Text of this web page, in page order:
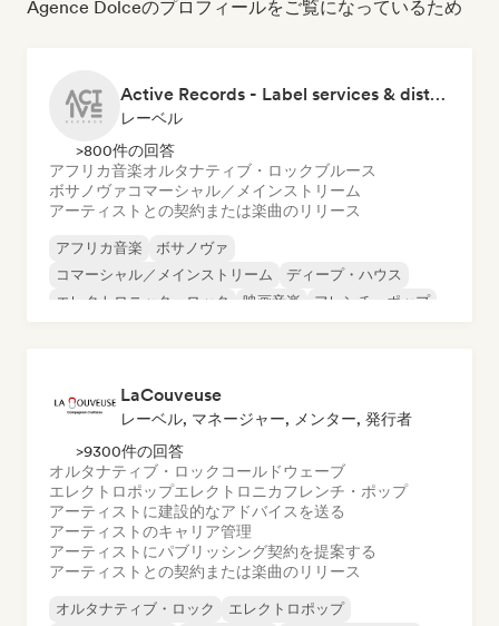
Agence Dolceのプロフィールをご覧になっているため
Active Records - Label services & distribution
レーベル
>800件の回答
アフリカ音楽オルタナティブ・ロックブルース
ボサノヴァコマーシャル／メインストリーム
アーティストとの契約または楽曲のリリース
アフリカ音楽
ボサノヴァ
コマーシャル／メインストリーム
ディープ・ハウス
エレクトロニック・ロック
映画音楽
フレンチ・ポップ
LaCouveuse
レーベル, マネージャー, メンター, 発行者
>9300件の回答
オルタナティブ・ロック コールドウェーブ
エレクトロポップエレクトロニカフレンチ・ポップ
アーティストに建設的なアドバイスを送る
アーティストのキャリア管理
アーティストにパブリッシング契約を提案する
アーティストとの契約または楽曲のリリース
オルタナティブ・ロック
エレクトロポップ